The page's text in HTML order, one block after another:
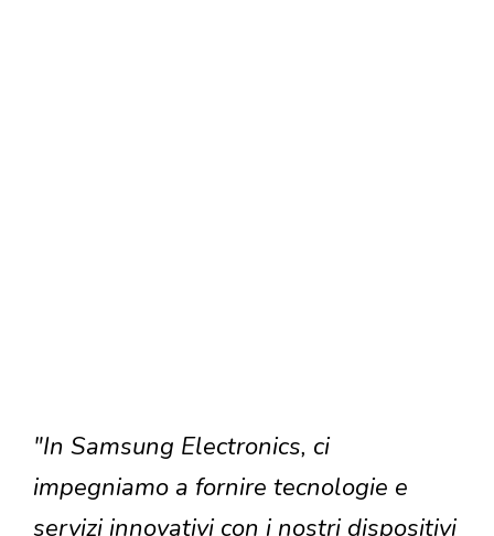
"In Samsung Electronics, ci
impegniamo a fornire tecnologie e
servizi innovativi con i nostri dispositivi